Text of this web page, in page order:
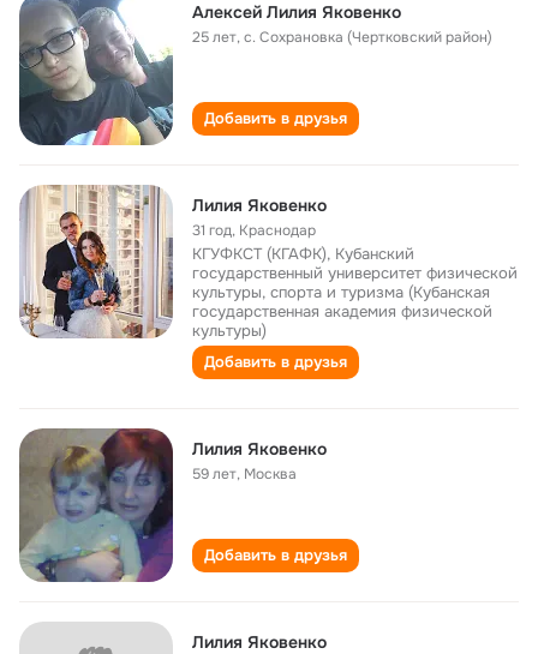
Алексей Лилия Яковенко
25 лет,с. Сохрановка (Чертковский район)
Добавить в друзья
Лилия Яковенко
31 год, Краснодар
КГУФКСТ (КГАФК), Кубанский
государственный университет физической
культуры, спорта и туризма (Кубанская
государственная академия физической
культуры)
Добавить в друзья
Лилия Яковенко
59 лет, Москва
Добавить в друзья
Лилия Яковенко